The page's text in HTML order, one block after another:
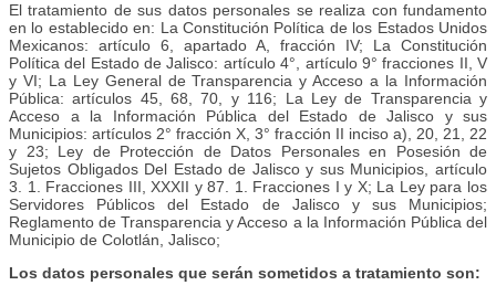
El tratamiento de sus datos personales se realiza con fundamento
en lo establecido en: La Constitución Política de los Estados Unidos
Mexicanos: artículo 6, apartado A, fracción IV; La Constitución
Política del Estado de Jalisco: artículo 4°, artículo 9° fracciones II, V
y VI; La Ley General de Transparencia y Acceso a la Información
Pública: artículos 45, 68, 70, y 116; La Ley de Transparencia y
Acceso a la Información Pública del Estado de Jalisco y sus
Municipios: artículos 2° fracción X, 3° fracción II inciso a), 20, 21, 22
y 23; Ley de Protección de Datos Personales en Posesión de
Sujetos Obligados Del Estado de Jalisco y sus Municipios, artículo
3. 1. Fracciones III, XXXII y 87. 1. Fracciones I y X; La Ley para los
Servidores Públicos del Estado de Jalisco y sus Municipios;
Reglamento de Transparencia y Acceso a la Información Pública del
Municipio de Colotlán, Jalisco;
Los datos personales que serán sometidos a tratamiento son: